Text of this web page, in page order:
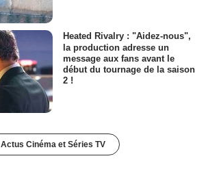
Heated Rivalry : "Aidez-nous",
la production adresse un
message aux fans avant le
début du tournage de la saison
2 !
Actus Cinéma et Séries TV